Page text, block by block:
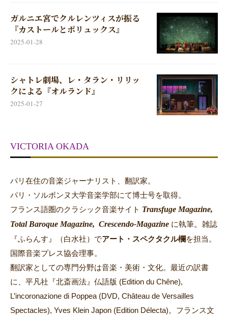
ガルニエ宮でクルレンツィスが振る
『カストールとポリュックス』
2025-01-28
シャトレ劇場、レ・タラン・リリッ
クによる『オルランド』
2025-01-27
VICTORIA OKADA
パリ在住の音楽ジャーナリスト、翻訳家。
パリ・ソルボンヌ大学音楽学部にて博士号を取得。
フランス語圏のクラシック音楽サイト Transfuge Magazine,
Total Baroque Magazine, Crescendo-Magazine に執筆。 雑誌
『ふらんす』（白水社）でアート・スペクタクル欄を担当。
国際音楽プレス協会理事。
翻訳家としての専門分野は音楽・美術・文化。最近の訳書
に、平凡社『北斎画法』仏語版 (Edition du Chêne),
L’incoronazione di Poppea (DVD, Château de Versailles
Spectacles), Yves Klein Japon (Edition Délecta)。フランス文